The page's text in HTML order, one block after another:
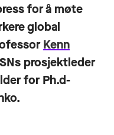
for å møte
global
Kenn
prosjektleder
for Ph.d-